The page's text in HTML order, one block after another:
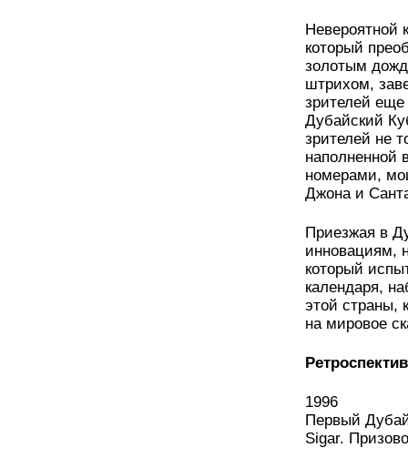
Невероятной
который
золотым
штрихом,
зрителей
Дубайский
зрителей не
наполненной
номерами,
Джона и
Приезжая в
инновациям,
который
календаря,
этой страны,
на мировое
1996
Первый
Sigar.